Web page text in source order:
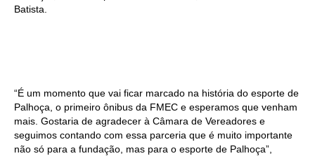
Batista.
“É um momento que vai ficar marcado na história do esporte de
Palhoça, o primeiro ônibus da FMEC e esperamos que venham
mais. Gostaria de agradecer à Câmara de Vereadores e
seguimos contando com essa parceria que é muito importante
não só para a fundação, mas para o esporte de Palhoça”,